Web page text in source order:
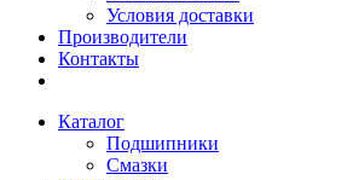
Условия доставки
Производители
Контакты
Каталог
Подшипники
Смазки